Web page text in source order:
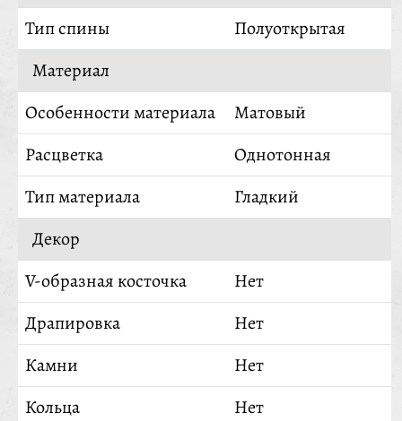
Тип спины
Полуоткрытая
Материал
Особенности материала
Матовый
Расцветка
Однотонная
Тип материала
Гладкий
Декор
V-образная косточка
Нет
Драпировка
Нет
Камни
Нет
Кольца
Нет